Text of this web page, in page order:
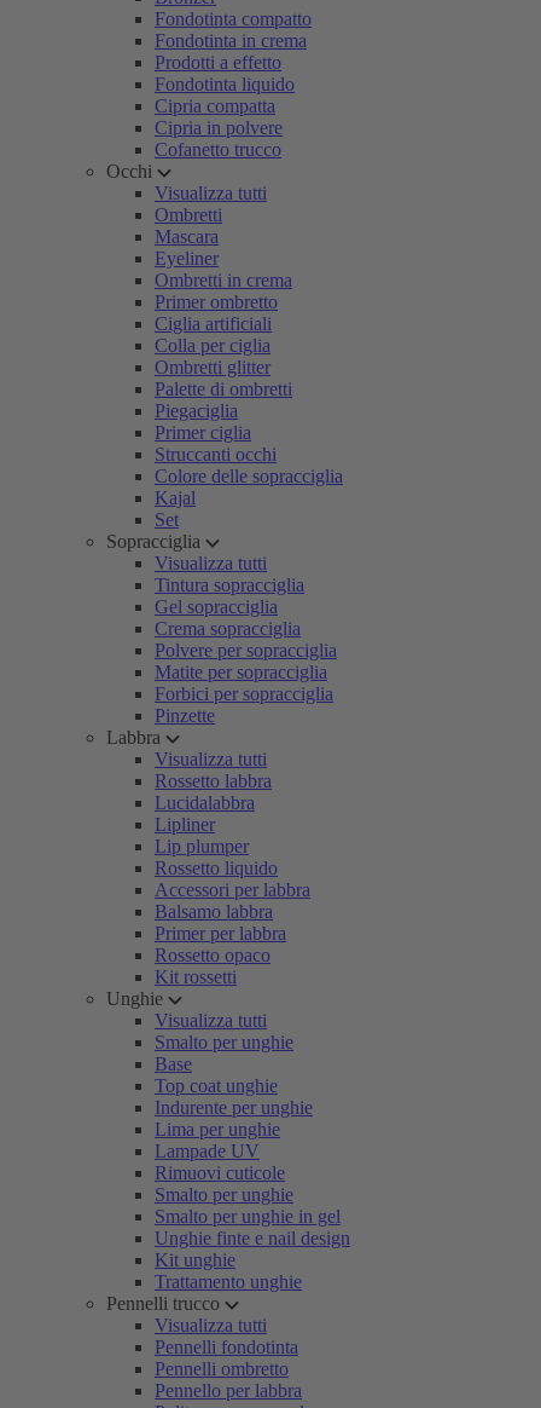
Fondotinta compatto
Fondotinta in crema
Prodotti a effetto
Fondotinta liquido
Cipria compatta
Cipria in polvere
Cofanetto trucco
Occhi
Visualizza tutti
Ombretti
Mascara
Eyeliner
Ombretti in crema
Primer ombretto
Ciglia artificiali
Colla per ciglia
Ombretti glitter
Palette di ombretti
Piegaciglia
Primer ciglia
Struccanti occhi
Colore delle sopracciglia
Kajal
Set
Sopracciglia
Visualizza tutti
Tintura sopracciglia
Gel sopracciglia
Crema sopracciglia
Polvere per sopracciglia
Matite per sopracciglia
Forbici per sopracciglia
Pinzette
Labbra
Visualizza tutti
Rossetto labbra
Lucidalabbra
Lipliner
Lip plumper
Rossetto liquido
Accessori per labbra
Balsamo labbra
Primer per labbra
Rossetto opaco
Kit rossetti
Unghie
Visualizza tutti
Smalto per unghie
Base
Top coat unghie
Indurente per unghie
Lima per unghie
Lampade UV
Rimuovi cuticole
Smalto per unghie
Smalto per unghie in gel
Unghie finte e nail design
Kit unghie
Trattamento unghie
Pennelli trucco
Visualizza tutti
Pennelli fondotinta
Pennelli ombretto
Pennello per labbra